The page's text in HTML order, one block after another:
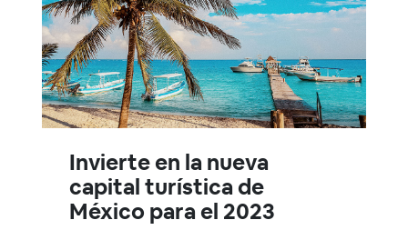
Invierte en la nueva
capital turística de
México para el 2023